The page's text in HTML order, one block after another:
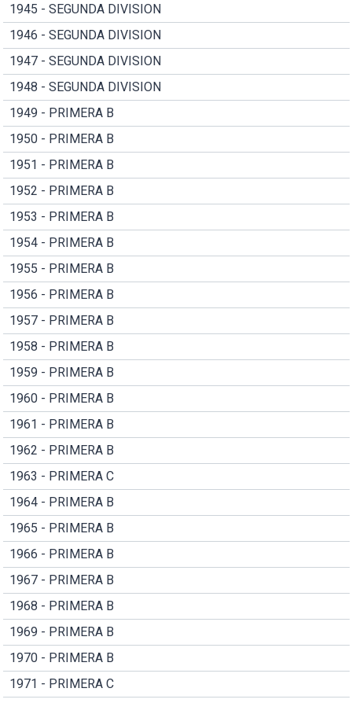
1945 - SEGUNDA DIVISION
1946 - SEGUNDA DIVISION
1947 - SEGUNDA DIVISION
1948 - SEGUNDA DIVISION
1949 - PRIMERA B
1950 - PRIMERA B
1951 - PRIMERA B
1952 - PRIMERA B
1953 - PRIMERA B
1954 - PRIMERA B
1955 - PRIMERA B
1956 - PRIMERA B
1957 - PRIMERA B
1958 - PRIMERA B
1959 - PRIMERA B
1960 - PRIMERA B
1961 - PRIMERA B
1962 - PRIMERA B
1963 - PRIMERA C
1964 - PRIMERA B
1965 - PRIMERA B
1966 - PRIMERA B
1967 - PRIMERA B
1968 - PRIMERA B
1969 - PRIMERA B
1970 - PRIMERA B
1971 - PRIMERA C